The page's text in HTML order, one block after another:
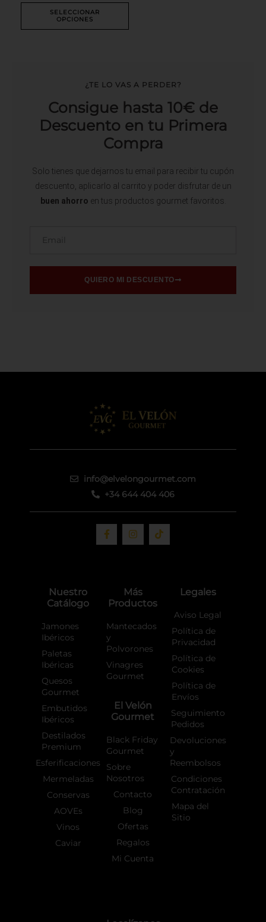
SELECCIONAR
OPCIONES
¿TE LO VAS A PERDER?
Consigue hasta 10€ de
Descuento en tu Primera
Compra
Solo tienes que dejarnos tu email para recibir tu cupón
descuento, aplicarlo al carrito y poder disfrutar de un
buen ahorro en tus productos gourmet favoritos.
QUIERO MI DESCUENTO
info@elvelongourmet.com
+34 644 404 406
F
a
c
-
I
n
s
a
m
T
i
k
Nuestro
Catálogo
Jamones
Ibéricos
Paletas
Ibéricas
Quesos
Gourmet
Embutidos
Ibéricos
Destilados
Premium
Esferificaciones
Mermeladas
Conservas
AOVEs
Vinos
Caviar
Más
Productos
Mantecados
y
Polvorones
Vinagres
Gourmet
El Velón
Gourmet
Black Friday
Gourmet
Sobre
Nosotros
Contacto
Blog
Ofertas
Regalos
Mi Cuenta
Legales
Aviso Legal
Política de
Privacidad
Política de
Cookies
Política de
Envíos
Seguimiento
Pedidos
Devoluciones
y
Reembolsos
Condiciones
Contratación
Mapa del
Sitio